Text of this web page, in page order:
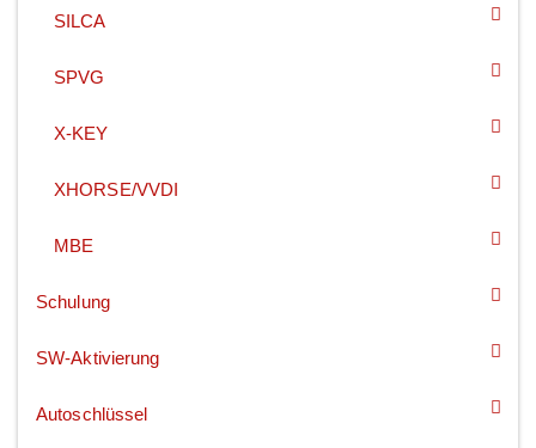
SILCA
SPVG
X-KEY
XHORSE/VVDI
MBE
Schulung
SW-Aktivierung
Autoschlüssel